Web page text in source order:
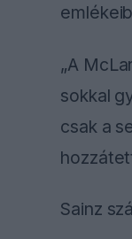
„A
sokkal
csak a
Sainz